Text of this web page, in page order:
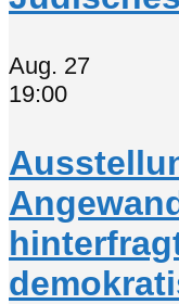
Aug. 27
19:00